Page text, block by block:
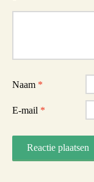
Naam *
E-mail *